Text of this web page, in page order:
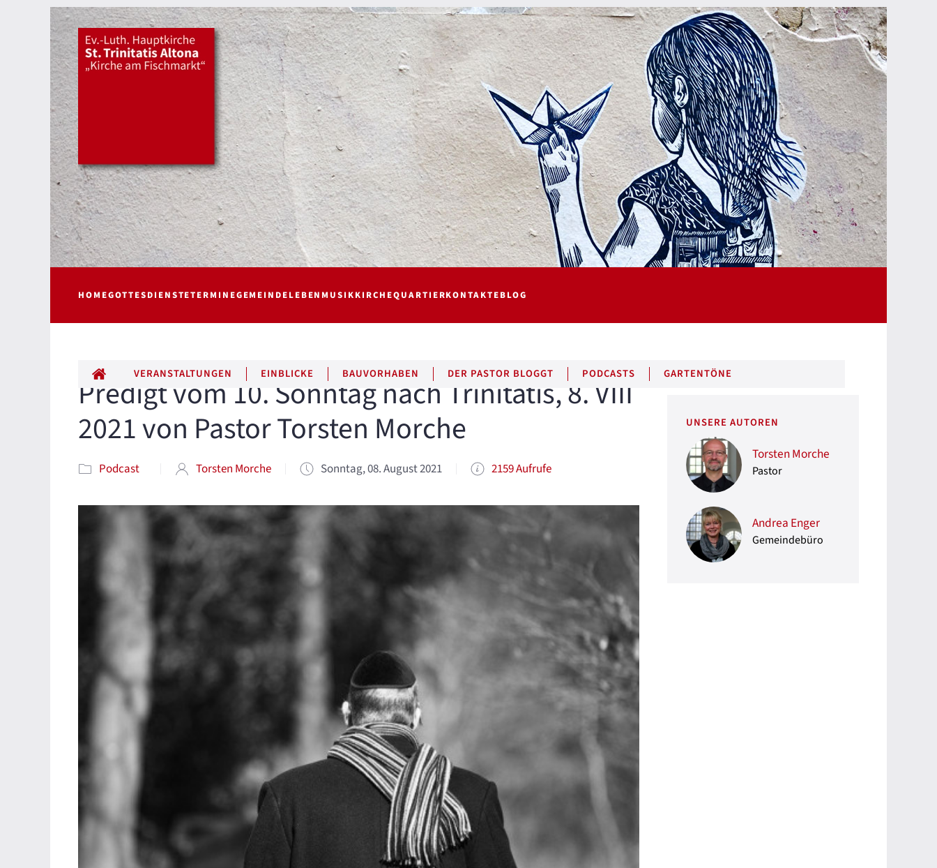
HOMEGOTTESDIENSTETERMINEGEMEINDELEBEN MUSIKKIRCHEQUARTIERKONTAKTEBLOG
ALLE BEITRÄGE
VERANSTALTUNGEN EINBLICKE BAUVORHABEN DER PASTOR BLOGGT PODCASTS GARTENTÖNE
Predigt vom 10. Sonntag nach Trinitatis, 8. VIII
2021 von Pastor Torsten Morche
Podcast Torsten Morche Sonntag, 08. August 2021 2159 Aufrufe
UNSERE AUTOREN
Torsten Morche
Pastor
Andrea Enger
Gemeindebüro